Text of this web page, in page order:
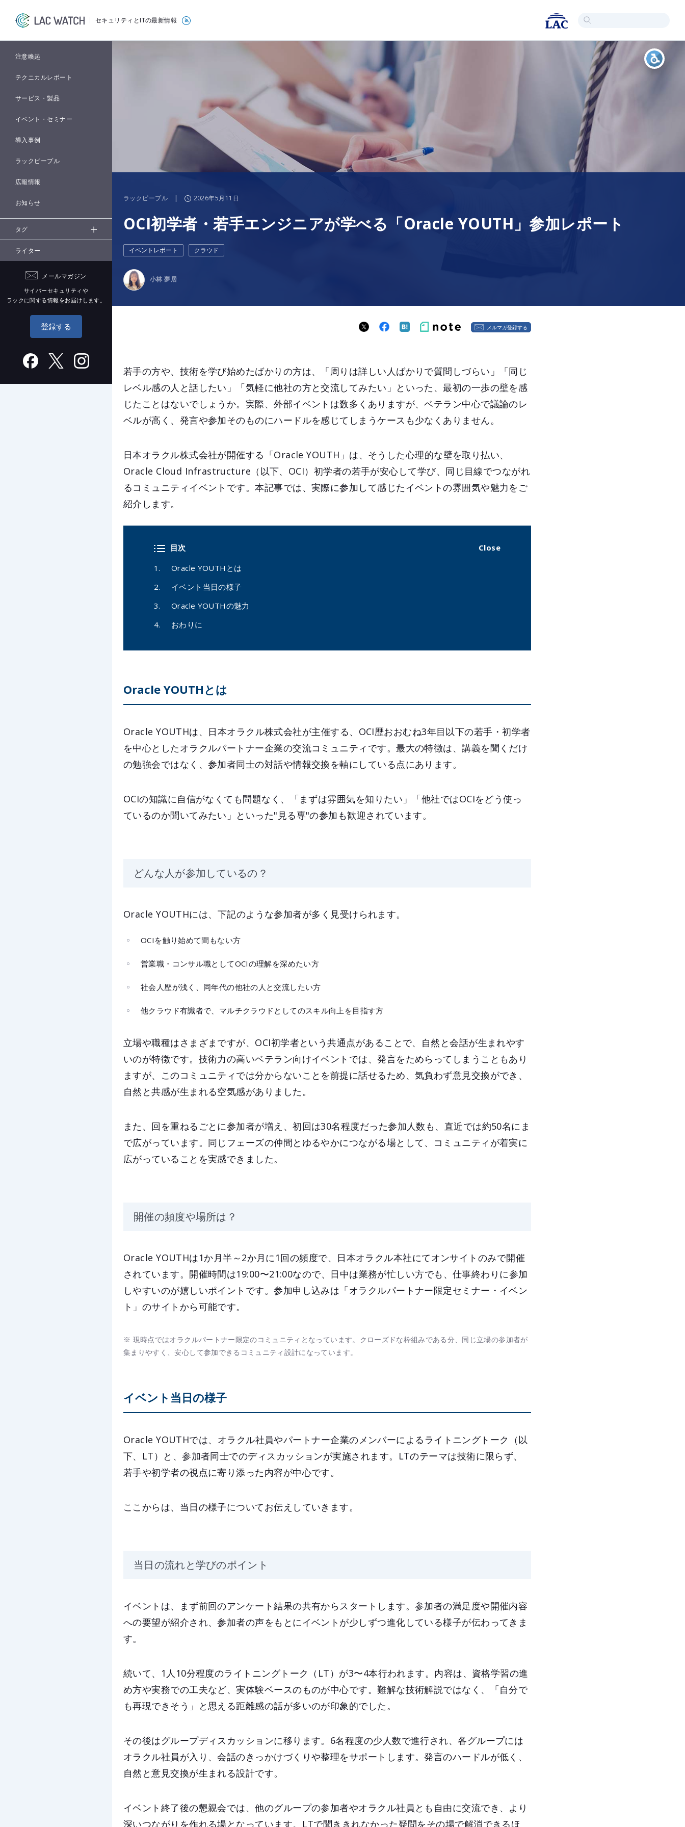
セキュリティとITの最新情報
注意喚起
テクニカルレポート
サービス・製品
イベント・セミナー
導入事例
ラックピープル
広報情報
お知らせ
タグ
ライター
メールマガジン
サイバーセキュリティや
ラックに関する情報をお届けします。
登録する
ラックピープル | 2026年5月11日
OCI初学者・若手エンジニアが学べる「Oracle YOUTH」参加レポート
イベントレポート クラウド
小林 夢居
メルマガ登録する
若手の方や、技術を学び始めたばかりの方は、「周りは詳しい人ばかりで質問しづらい」「同じ
レベル感の人と話したい」「気軽に他社の方と交流してみたい」といった、最初の一歩の壁を感
じたことはないでしょうか。実際、外部イベントは数多くありますが、ベテラン中心で議論のレ
ベルが高く、発言や参加そのものにハードルを感じてしまうケースも少なくありません。
日本オラクル株式会社が開催する「Oracle YOUTH」は、そうした心理的な壁を取り払い、
Oracle Cloud Infrastructure（以下、OCI）初学者の若手が安心して学び、同じ目線でつながれ
るコミュニティイベントです。本記事では、実際に参加して感じたイベントの雰囲気や魅力をご
紹介します。
目次
Oracle YOUTHとは
イベント当日の様子
Oracle YOUTHの魅力
おわりに
Oracle YOUTHとは
Oracle YOUTHは、日本オラクル株式会社が主催する、OCI歴おおむね3年目以下の若手・初学者
を中心としたオラクルパートナー企業の交流コミュニティです。最大の特徴は、講義を聞くだけ
の勉強会ではなく、参加者同士の対話や情報交換を軸にしている点にあります。
OCIの知識に自信がなくても問題なく、「まずは雰囲気を知りたい」「他社ではOCIをどう使っ
ているのか聞いてみたい」といった"見る専"の参加も歓迎されています。
どんな人が参加しているの？
Oracle YOUTHには、下記のような参加者が多く見受けられます。
OCIを触り始めて間もない方
営業職・コンサル職としてOCIの理解を深めたい方
社会人歴が浅く、同年代の他社の人と交流したい方
他クラウド有識者で、マルチクラウドとしてのスキル向上を目指す方
立場や職種はさまざまですが、OCI初学者という共通点があることで、自然と会話が生まれやす
いのが特徴です。技術力の高いベテラン向けイベントでは、発言をためらってしまうこともあり
ますが、このコミュニティでは分からないことを前提に話せるため、気負わず意見交換ができ、
自然と共感が生まれる空気感がありました。
また、回を重ねるごとに参加者が増え、初回は30名程度だった参加人数も、直近では約50名にま
で広がっています。同じフェーズの仲間とゆるやかにつながる場として、コミュニティが着実に
広がっていることを実感できました。
開催の頻度や場所は？
Oracle YOUTHは1か月半～2か月に1回の頻度で、日本オラクル本社にてオンサイトのみで開催
されています。開催時間は19:00〜21:00なので、日中は業務が忙しい方でも、仕事終わりに参加
しやすいのが嬉しいポイントです。参加申し込みは「オラクルパートナー限定セミナー・イベン
ト」のサイトから可能です。
※ 現時点ではオラクルパートナー限定のコミュニティとなっています。クローズドな枠組みである分、同じ立場の参加者が
集まりやすく、安心して参加できるコミュニティ設計になっています。
イベント当日の様子
Oracle YOUTHでは、オラクル社員やパートナー企業のメンバーによるライトニングトーク（以
下、LT）と、参加者同士でのディスカッションが実施されます。LTのテーマは技術に限らず、
若手や初学者の視点に寄り添った内容が中心です。
ここからは、当日の様子についてお伝えしていきます。
当日の流れと学びのポイント
イベントは、まず前回のアンケート結果の共有からスタートします。参加者の満足度や開催内容
への要望が紹介され、参加者の声をもとにイベントが少しずつ進化している様子が伝わってきま
す。
続いて、1人10分程度のライトニングトーク（LT）が3〜4本行われます。内容は、資格学習の進
め方や実務での工夫など、実体験ベースのものが中心です。難解な技術解説ではなく、「自分で
も再現できそう」と思える距離感の話が多いのが印象的でした。
その後はグループディスカッションに移ります。6名程度の少人数で進行され、各グループには
オラクル社員が入り、会話のきっかけづくりや整理をサポートします。発言のハードルが低く、
自然と意見交換が生まれる設計です。
イベント終了後の懇親会では、他のグループの参加者やオラクル社員とも自由に交流でき、より
深いつながりを作れる場となっています。LTで聞ききれなかった疑問をその場で解消できるほ